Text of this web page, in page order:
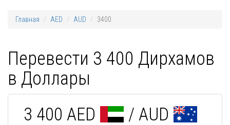
Главная AED AUD 3400
Перевести 3 400 Дирхамов
в Доллары
3 400 AED
/ AUD